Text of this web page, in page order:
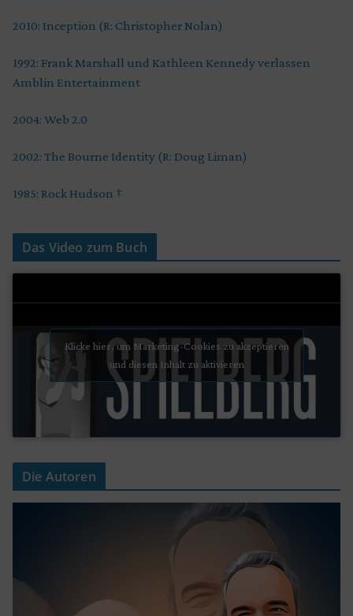
2010: Inception (R: Christopher Nolan)
1992: Frank Marshall und Kathleen Kennedy verlassen
Amblin Entertainment
2004: Web 2.0
2002: The Bourne Identity (R: Doug Liman)
1985: Rock Hudson †
Das Video zum Buch
Klicke hier, um Marketing-Cookies zu akzeptieren
und diesen Inhalt zu aktivieren
Die Autoren